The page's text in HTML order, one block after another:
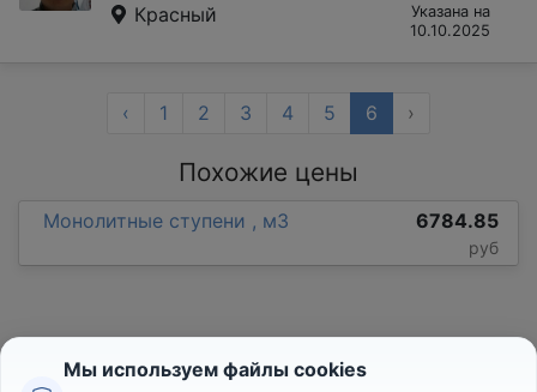
Красный
Указана на
10.10.2025
‹ 1 2 3 4 5 6 ›
Похожие цены
Монолитные ступени , м3 6784.85
руб
Мы используем файлы cookies